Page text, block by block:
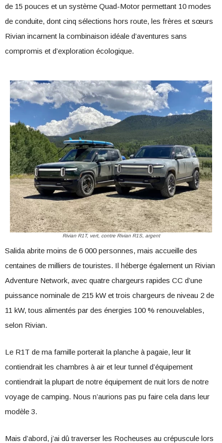
de 15 pouces et un système Quad-Motor permettant 10 modes
de conduite, dont cinq sélections hors route, les frères et sœurs
Rivian incarnent la combinaison idéale d’aventures sans
compromis et d’exploration écologique.
Rivian R1T, vert, contre Rivian R1S, argent
Salida abrite moins de 6 000 personnes, mais accueille des
centaines de milliers de touristes. Il héberge également un Rivian
Adventure Network, avec quatre chargeurs rapides CC d’une
puissance nominale de 215 kW et trois chargeurs de niveau 2 de
11 kW, tous alimentés par des énergies 100 % renouvelables,
selon Rivian.
Le R1T de ma famille porterait la planche à pagaie, leur lit
contiendrait les chambres à air et leur tunnel d’équipement
contiendrait la plupart de notre équipement de nuit lors de notre
voyage de camping. Nous n’aurions pas pu faire cela dans leur
modèle 3.
Mais d’abord, j’ai dû traverser les Rocheuses au crépuscule lors